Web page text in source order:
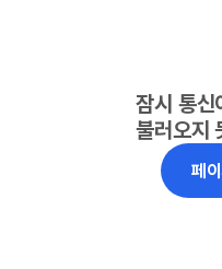
잠시 통신
불러오지
페